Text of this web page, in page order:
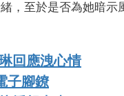
，至於是否為她暗示
回應洩心情
子腳鐐